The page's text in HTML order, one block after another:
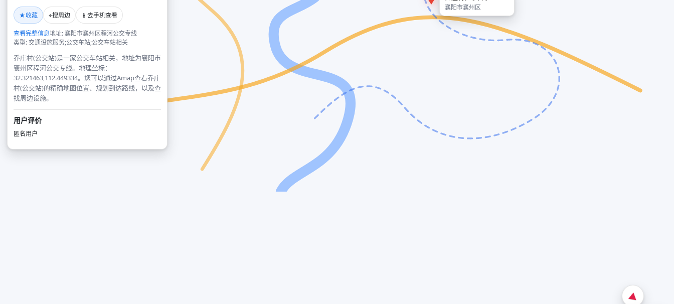
★收藏 ⌖搜周边 📱 去手机查看
查看完整信息地址: 襄阳市襄州区程河公交专线
类型: 交通设施服务;公交车站;公交车站相关
乔庄村(公交站)是一家公交车站相关，地址为襄阳市
襄州区程河公交专线。地理坐标：
32.321463,112.449334。您可以通过Amap查看乔庄
村(公交站)的精确地图位置、规划到达路线，以及查
找周边设施。
用户评价
匿名用户
襄阳市襄州区